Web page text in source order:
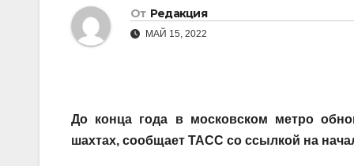
От Редакция
МАЙ 15, 2022
До конца года в московском метро
шахтах, сообщает ТАСС со ссылкой на